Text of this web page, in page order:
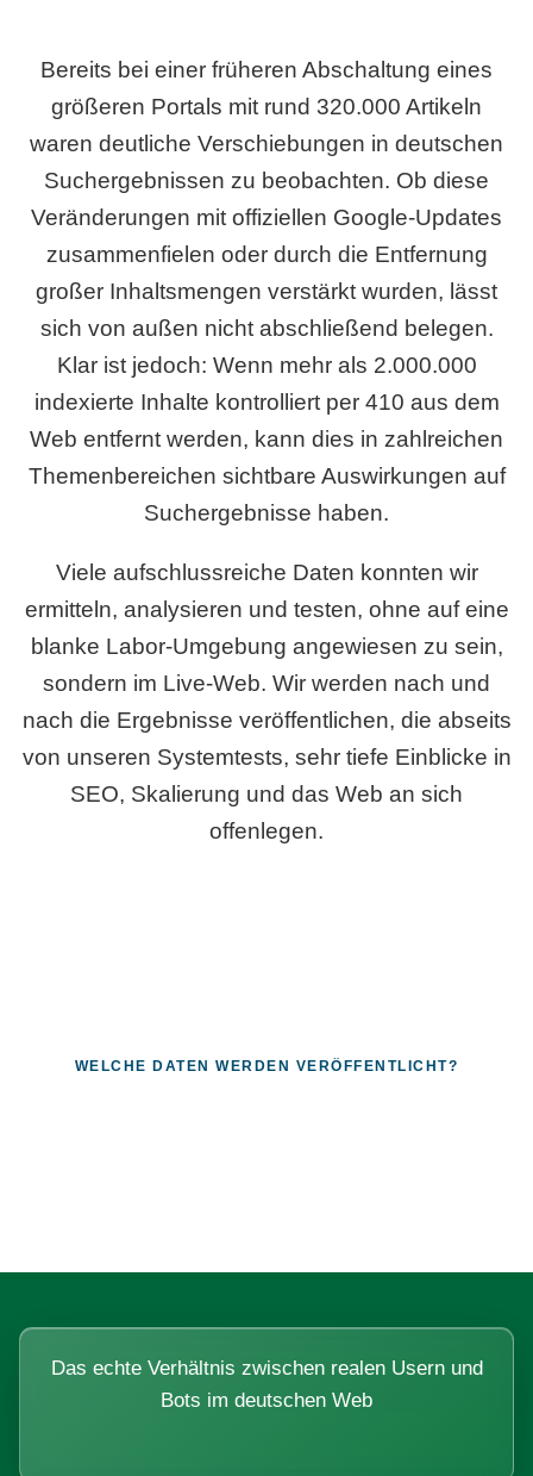
Bereits bei einer früheren Abschaltung eines
größeren Portals mit rund 320.000 Artikeln
waren deutliche Verschiebungen in deutschen
Suchergebnissen zu beobachten. Ob diese
Veränderungen mit offiziellen Google-Updates
zusammenfielen oder durch die Entfernung
großer Inhaltsmengen verstärkt wurden, lässt
sich von außen nicht abschließend belegen.
Klar ist jedoch: Wenn mehr als 2.000.000
indexierte Inhalte kontrolliert per 410 aus dem
Web entfernt werden, kann dies in zahlreichen
Themenbereichen sichtbare Auswirkungen auf
Suchergebnisse haben.
Viele aufschlussreiche Daten konnten wir
ermitteln, analysieren und testen, ohne auf eine
blanke Labor-Umgebung angewiesen zu sein,
sondern im Live-Web. Wir werden nach und
nach die Ergebnisse veröffentlichen, die abseits
von unseren Systemtests, sehr tiefe Einblicke in
SEO, Skalierung und das Web an sich
offenlegen.
WELCHE DATEN WERDEN VERÖFFENTLICHT?
Das echte Verhältnis zwischen realen Usern und
Bots im deutschen Web